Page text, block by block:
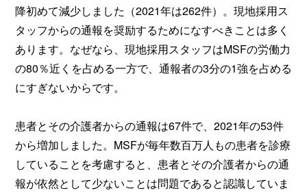
降初めて減少しました（2021年は262件）。現地採用ス
タッフからの通報を奨励するためになすべきことは多く
あります。なぜなら、現地採用スタッフはMSFの労働力
の80％近くを占める一方で、通報者の3分の1強を占める
にすぎないからです。
患者とその介護者からの通報は67件で、2021年の53件
から増加しました。MSFが毎年数百万人もの患者を診療
していることを考慮すると、患者とその介護者からの通
報が依然として少ないことは問題であると認識していま